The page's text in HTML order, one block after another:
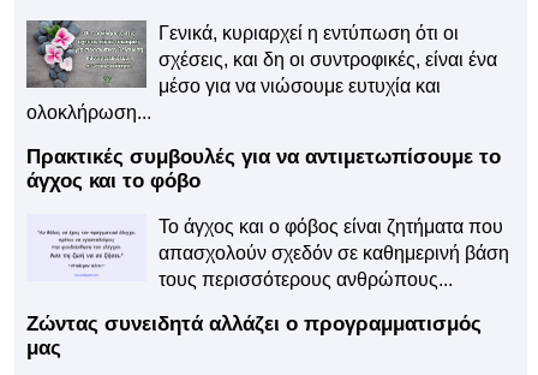
Γενικά, κυριαρχεί η εντύπωση ότι οι
σχέσεις, και δη οι συντροφικές, είναι ένα
μέσο για να νιώσουμε ευτυχία και
ολοκλήρωση...
Πρακτικές συμβουλές για να αντιμετωπίσουμε το
άγχος και το φόβο
Το άγχος και ο φόβος είναι ζητήματα που
απασχολούν σχεδόν σε καθημερινή βάση
τους περισσότερους ανθρώπους...
Ζώντας συνειδητά αλλάζει ο προγραμματισμός
μας